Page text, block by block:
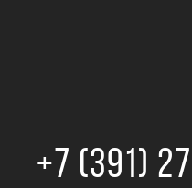
+7 (391)